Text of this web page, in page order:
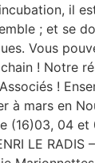
il
; et se
Vous
! Notre
!
à mars en
(16)03, 04 et
LE RADIS